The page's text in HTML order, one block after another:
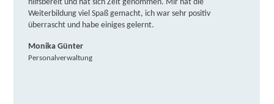
hilfsbereit und hat sich Zeit genommen. Mir hat die
Weiterbildung viel Spaß gemacht, ich war sehr positiv
überrascht und habe einiges gelernt.
Monika Günter
Personalverwaltung